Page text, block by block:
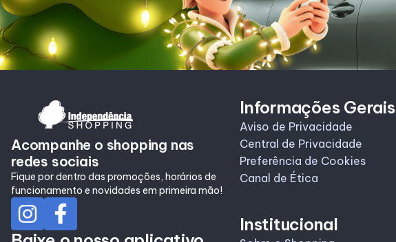
Acompanhe o shopping nas
redes sociais
Fique por dentro das promoções, horários de
funcionamento e novidades em primeira mão!
Informações Gerais
Aviso de Privacidade
Central de Privacidade
Preferência de Cookies
Canal de Ética
Institucional